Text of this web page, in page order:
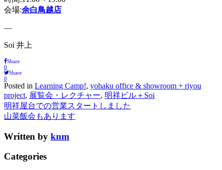
会場:余白鳥越店
—
Soi 井上
Share
0
Share
0
Posted in Learning Camp!, yohaku office & showroom + riyou
project, 展覧会・レクチャー, 明祥ビル＋Soi
明祥屋台での営業スタートしました
山菜飯会もあります
Written by knm
Categories